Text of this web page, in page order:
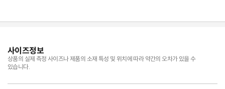
사이즈정보
상품의 실제 측정 사이즈나 제품의 소재 특성 및 위치에 따라 약간의 오차가 있을 수
있습니다.